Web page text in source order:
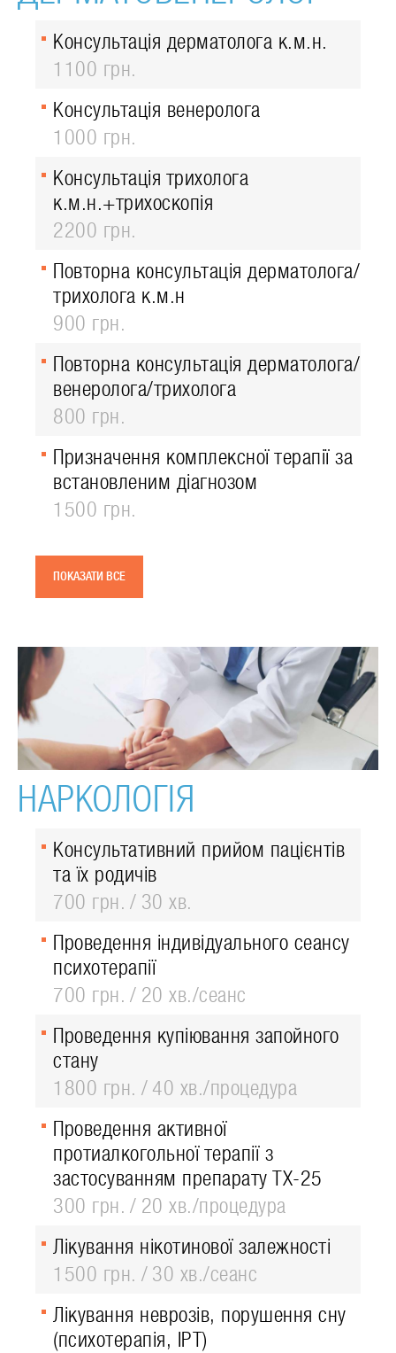
Консультація дерматолога к.м.н.
1100 грн.
Консультація венеролога
1000 грн.
Консультація трихолога
к.м.н.+трихоскопія
2200 грн.
Повторна консультація дерматолога/
трихолога к.м.н
900 грн.
Повторна консультація дерматолога/
венеролога/трихолога
800 грн.
Призначення комплексної терапії за
встановленим діагнозом
1500 грн.
ПОКАЗАТИ ВСЕ
НАРКОЛОГІЯ
Консультативний прийом пацієнтів
та їх родичів
700 грн.
30 хв.
Проведення індивідуального сеансу
психотерапії
700 грн.
20 хв./сеанс
Проведення купіювання запойного
стану
1800 грн.
40 хв./процедура
Проведення активної
протиалкогольної терапії з
застосуванням препарату ТХ-25
300 грн.
20 хв./процедура
Лікування нікотинової залежності
1500 грн.
30 хв./сеанс
Лікування неврозів, порушення сну
(психотерапія, ІРТ)